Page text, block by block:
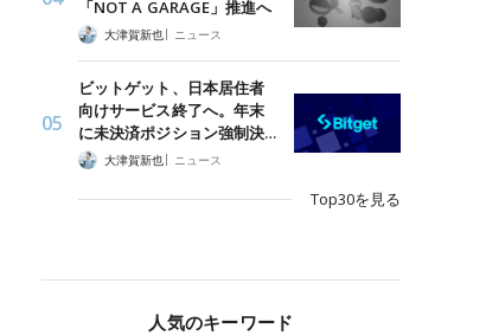
「NOT A GARAGE」推進へ
大津賀新也| ニュース
ビットゲット、日本居住者
向けサービス終了へ。年末
に未決済ポジション強制決…
大津賀新也| ニュース
Top30を見る
人気のキーワード